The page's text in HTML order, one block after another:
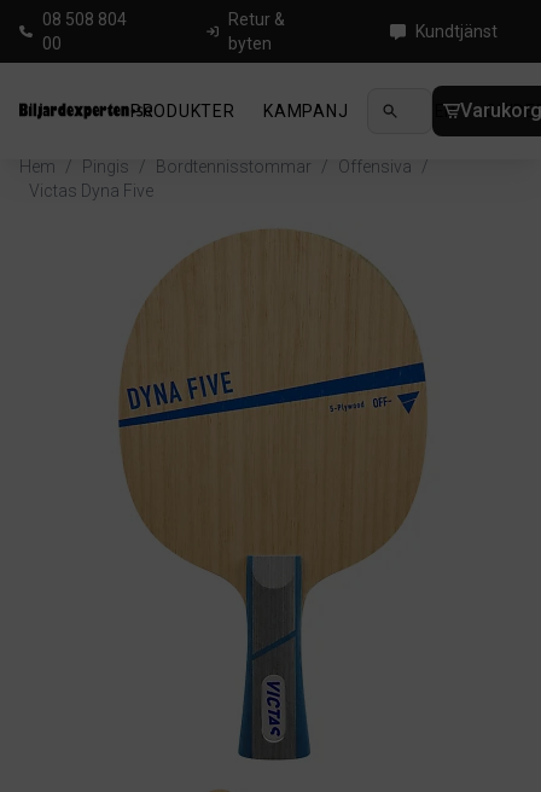
08 508 804
00
Retur &
byten
Kundtjänst
PRODUKTER KAMPANJ NYHETER
Hem / Pingis / Bordtennisstommar / Offensiva
/
Victas Dyna Five